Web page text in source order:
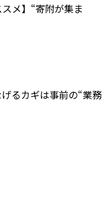
メ】“寄附が集ま
るカギは事前の“業務